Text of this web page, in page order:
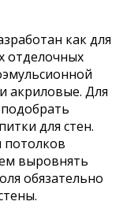
как для
отделочных
акриловые. Для
для стен.
потолков
выровнять
обязательно